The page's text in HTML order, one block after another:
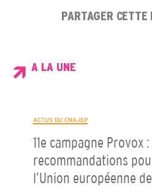
PARTAGER CETTE
A LA UNE
ACTUS DU CNAJEP
11e campagne Provox
recommandations
l’Union européenne